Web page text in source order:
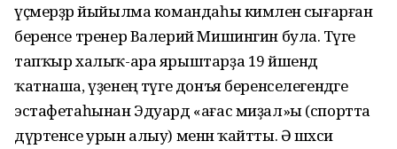
үҫмерҙәр йыйылма командаһы кимәленә сығарған
беренсе тренер Валерий Мишингин була. Тәүге
тап­ҡыр халыҡ-ара ярыштарҙа 19 йәшендә
ҡатнаша, үҙенең тәүге донъя беренселегендәге
эстафетаһынан Эдуард «ағас ми­ҙал»ы (спортта
дүртенсе урын алыу) менән ҡайтты. Ә шәхси